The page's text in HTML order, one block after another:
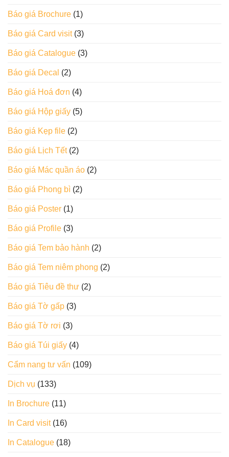
Báo giá Brochure (1)
Báo giá Card visit(3)
Báo giá Catalogue (3)
Báo giá Decal (2)
Báo giá Hoá đơn (4)
Báo giá Hộp giấy (5)
Báo giá Kẹp file (2)
Báo giá Lịch Tết(2)
Báo giá Mác quần áo (2)
Báo giá Phong bì (2)
Báo giá Poster (1)
Báo giá Profile (3)
Báo giá Tem bảo hành (2)
Báo giá Tem niêm phong (2)
Báo giá Tiêu đề thư (2)
Báo giá Tờ gấp (3)
Báo giá Tờ rơi (3)
Báo giá Túi giấy (4)
Cẩm nang tư vấn (109)
Dịch vụ (133)
In Brochure (11)
In Card visit(16)
In Catalogue (18)